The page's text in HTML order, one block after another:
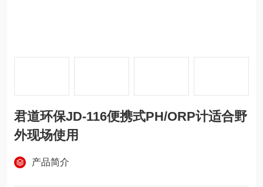
君道环保JD-116便携式PH/ORP计适合野
外现场使用
产品简介